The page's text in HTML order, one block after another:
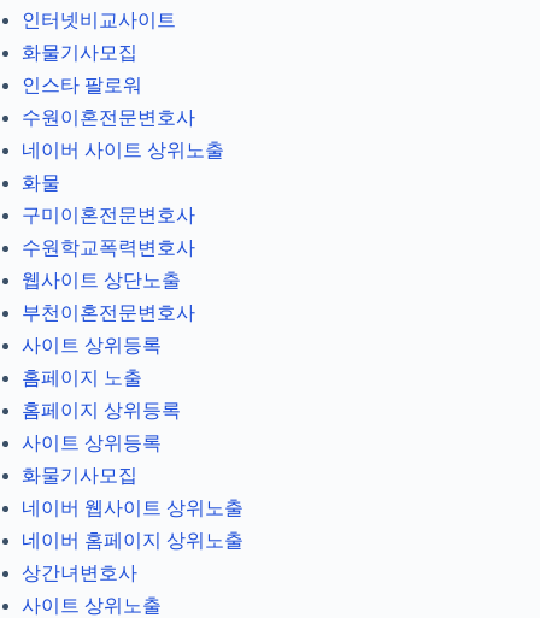
인터넷비교사이트
화물기사모집
인스타 팔로워
수원이혼전문변호사
네이버 사이트 상위노출
화물
구미이혼전문변호사
수원학교폭력변호사
웹사이트 상단노출
부천이혼전문변호사
사이트 상위등록
홈페이지 노출
홈페이지 상위등록
사이트 상위등록
화물기사모집
네이버 웹사이트 상위노출
네이버 홈페이지 상위노출
상간녀변호사
사이트 상위노출